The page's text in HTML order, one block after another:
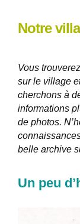
Notre
Vous
sur le village
cherchons à
informations
de photos.
belle archive
Un peu